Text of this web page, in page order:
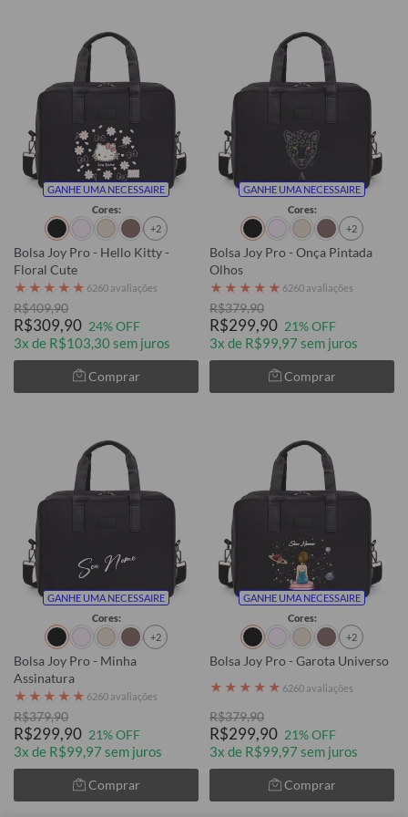
GANHE UMA NECESSAIRE
Cores:
+2
Bolsa Joy Pro - Hello Kitty -
Floral Cute
★ ★ ★ ★ ★ 6260 avaliações
R$409,90
R$309,90 24% OFF
3x de R$103,30 sem juros
Comprar
GANHE UMA NECESSAIRE
Cores:
+2
Bolsa Joy Pro - Onça Pintada
Olhos
★ ★ ★ ★ ★ 6260 avaliações
R$379,90
R$299,90 21% OFF
3x de R$99,97 sem juros
Comprar
GANHE UMA NECESSAIRE
Cores:
+2
Bolsa Joy Pro - Minha
Assinatura
★ ★ ★ ★ ★ 6260 avaliações
R$379,90
R$299,90 21% OFF
3x de R$99,97 sem juros
Comprar
GANHE UMA NECESSAIRE
Cores:
+2
Bolsa Joy Pro - Garota Universo
★ ★ ★ ★ ★ 6260 avaliações
R$379,90
R$299,90 21% OFF
3x de R$99,97 sem juros
Comprar